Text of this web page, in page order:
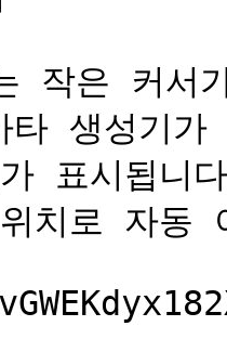
작은 커서
타 생성기
표시됩니
치로 자동